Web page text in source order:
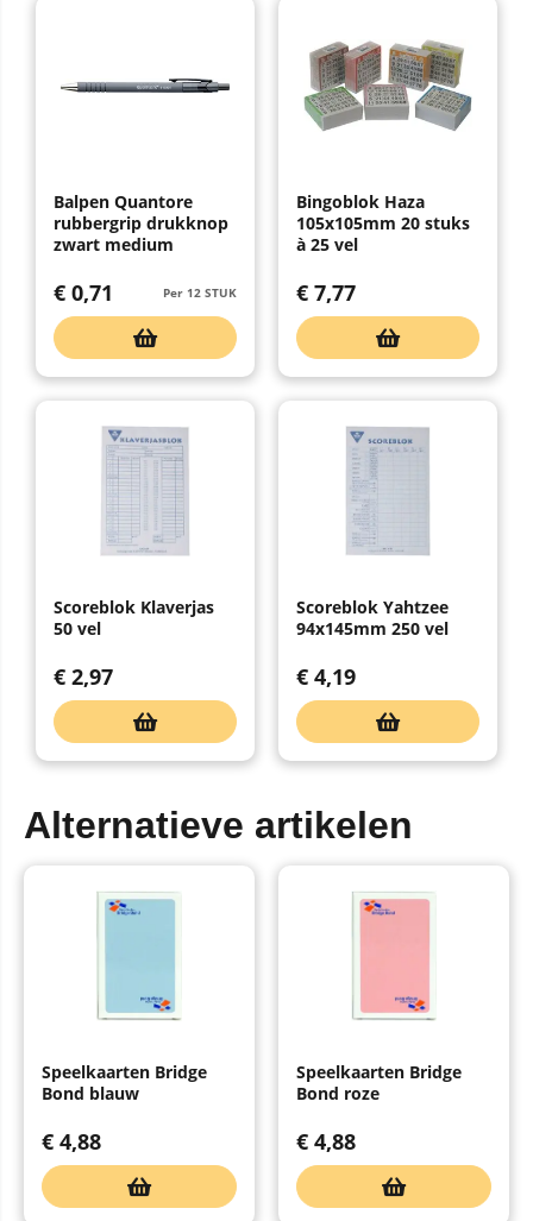
Balpen Quantore
rubbergrip drukknop
zwart medium
Per 12 STUK
€ 0,71
Bingoblok Haza
105x105mm 20 stuks
à 25 vel
€ 7,77
Scoreblok Klaverjas
50 vel
€ 2,97
Scoreblok Yahtzee
94x145mm 250 vel
€ 4,19
Alternatieve artikelen
Speelkaarten Bridge
Bond blauw
€ 4,88
Speelkaarten Bridge
Bond roze
€ 4,88